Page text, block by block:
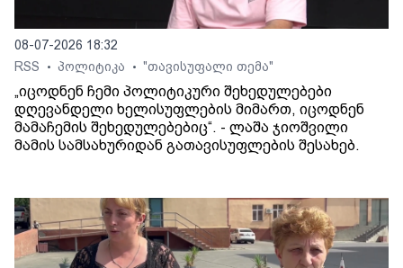
08-07-2026 18:32
RSS
• პოლიტიკა • "თავისუფალი თემა"
„იცოდნენ ჩემი პოლიტიკური შეხედულებები
დღევანდელი ხელისუფლების მიმართ, იცოდნენ
მამაჩემის შეხედულებებიც“. - ლაშა ჯიოშვილი
მამის სამსახურიდან გათავისუფლების შესახებ.